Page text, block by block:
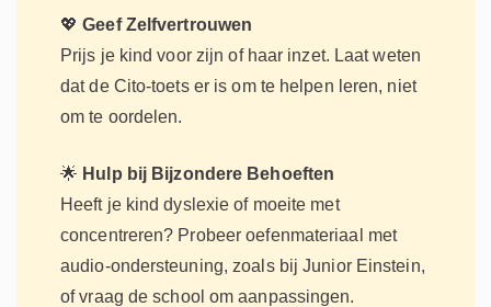
💖Geef Zelfvertrouwen
Prijs je kind voor zijn of haar inzet. Laat weten
dat de Cito-toets er is om te helpen leren, niet
om te oordelen.
🌟 Hulp bij Bijzondere Behoeften
Heeft je kind dyslexie of moeite met
concentreren? Probeer oefenmateriaal met
audio-ondersteuning, zoals bij Junior Einstein,
of vraag de school om aanpassingen.